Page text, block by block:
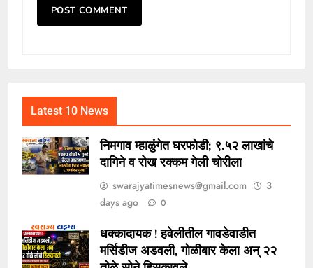
Latest 10 News
निमगाव म्हाळुंगेत घरफोडी; ९.५२ लाखांचे
दागिने व रोख रक्कम गेली चोरीला
swarajyatimesnews@gmail.com
3
days ago
0
धक्कादायक ! हवेलीतील गावडेवाडीत
मर्सिडीज अडवली, गोळीबार केला अन् २२